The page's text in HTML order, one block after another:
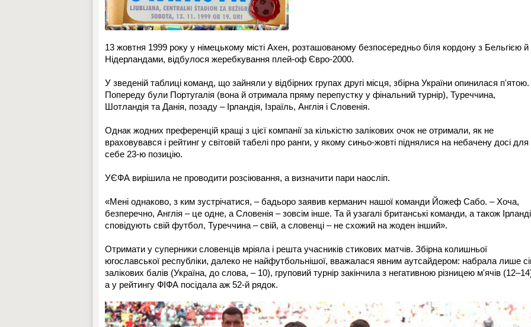
13 жовтня 1999 року у німецькому місті Ахен, розташованому безпосередньо біля кордону з Бельгією й
Нідерландами, відбулося жеребкування плей-оф Євро-2000.
У зведеній таблиці команд, що зайняли у відбірних групах другі місця, збірна України опинилася п'ятою.
Попереду були Португалія (вона й отримала пряму перепустку у фінальний турнір), Туреччина,
Шотландія та Данія, позаду – Ірландія, Ізраїль, Англія і Словенія.
Однак жодних преференцій кращі з цієї компанії за кількістю залікових очок не отримали, як не
враховувався і рейтинг у світовій табелі про ранги, у якому синьо-жовті піднялися на небачену досі для
себе 23-ю позицію.
УЄФА вирішила не проводити розсіювання, а визначити пари наосліп.
«Мені однаково, з ким зустрічатися, – бадьоро заявив керманич нашої команди Йожеф Сабо. – Хоча,
безперечно, Англія – це одне, а Словенія – зовсім інше. Та й узагалі британські команди, а також
сповідують свій футбол, Туреччина – свій, а словенці – не схожий на жоден інший».
Отримати у суперники словенців мріяла і решта учасників стикових матчів. Збірна колишньої
югославської республіки, далеко не найфутбольнішої, вважалася явним аутсайдером: набрала лише
залікових балів (Україна, до слова, – 10), груповий турнір закінчила з негативною різницею м'ячів
а у рейтингу ФІФА посідала аж 52-й рядок.